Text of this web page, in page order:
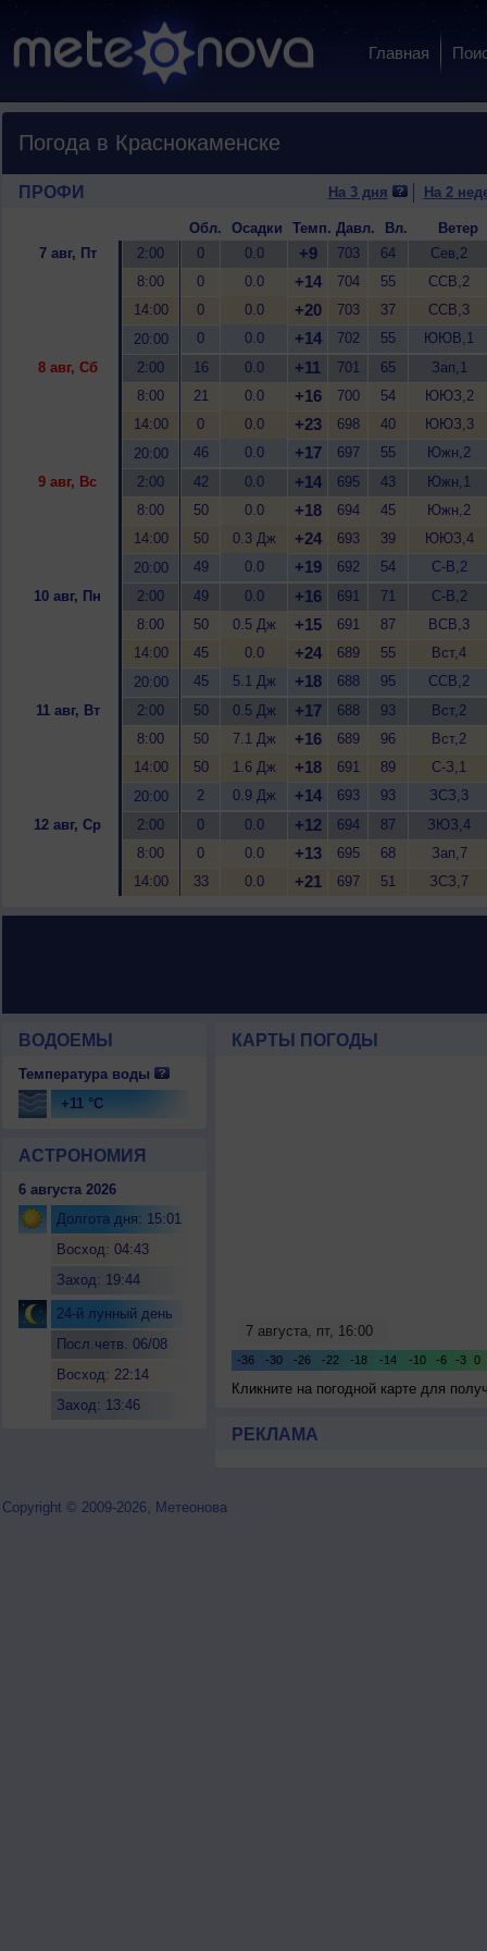
Главная
Погода в Краснокаменске
ПРОФИ На 3 дня На 2
Обл. Осадки Темп. Давл. Вл.
Ветер
7 авг, Пт
2:00 0 0.0 +9 703 64
Сев,2
8:00
0 0.0 +14 704 55
ССВ,2
14:00
0 0.0 +20 703 37
ССВ,3
20:00
0 0.0 +14 702 55
ЮЮВ,1
8 авг, Сб
2:00 16 0.0 +11 701 65
Зап,1
8:00
21 0.0 +16 700 54
ЮЮЗ,2
14:00
0 0.0 +23 698 40
ЮЮЗ,3
20:00
46 0.0 +17 697 55
Южн,2
9 авг, Вс
2:00 42 0.0 +14 695 43
Южн,1
8:00
50 0.0 +18 694 45
Южн,2
14:00
50 0.3 Дж +24 693 39
ЮЮЗ,4
20:00
49 0.0 +19 692 54
С-В,2
10 авг, Пн
2:00 49 0.0 +16 691 71
С-В,2
8:00
50 0.5 Дж +15 691 87
ВСВ,3
14:00
45 0.0 +24 689 55
Вст,4
20:00
45 5.1 Дж +18 688 95
ССВ,2
11 авг, Вт
2:00 50 0.5 Дж +17 688 93
Вст,2
8:00
50 7.1 Дж +16 689 96
Вст,2
14:00
50 1.6 Дж +18 691 89
С-З,1
20:00
2 0.9 Дж +14 693 93
ЗСЗ,3
12 авг, Ср
2:00 0 0.0 +12 694 87
ЗЮЗ,4
8:00
0 0.0 +13 695 68
Зап,7
14:00
33 0.0 +21 697 51 ЗСЗ,7
ВОДОЕМЫ
Температура воды
+11 °C
АСТРОНОМИЯ
6 августа 2026
Долгота дня: 15:01
Восход: 04:43
Заход: 19:44
24-й лунный день
Посл.четв. 06/08
Восход: 22:14
Заход: 13:46
КАРТЫ ПОГОДЫ
Кликните на погодной карте для
РЕКЛАМА
Copyright © 2009-2026, Метеонова